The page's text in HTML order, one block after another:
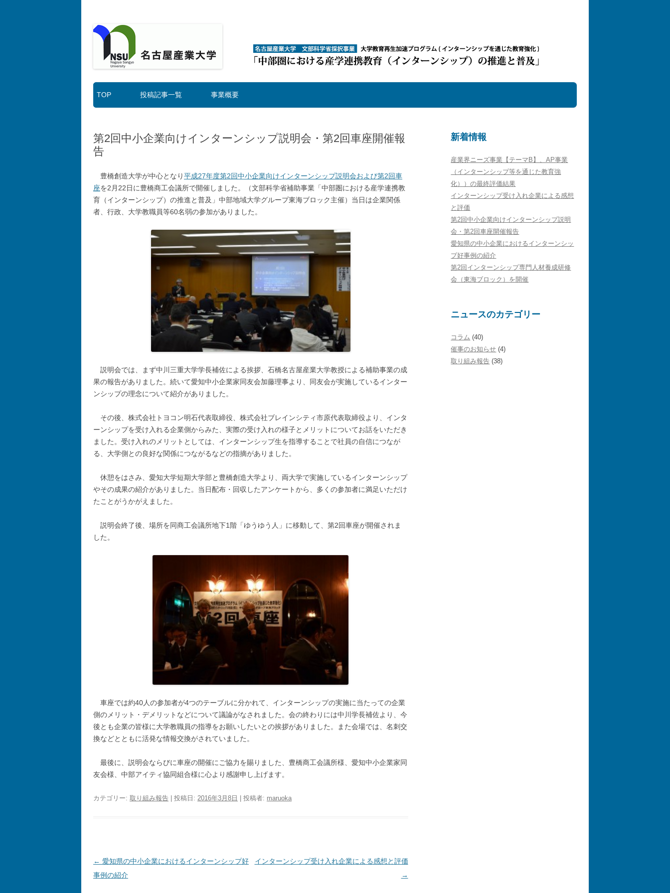
TOP
投稿記事一覧 事業概要
第2回中小企業向けインターンシップ説明会・第2回車座開催報
告
豊橋創造大学が中心となり平成27年度第2回中小企業向けインターンシップ説明会および第2回車
座を2月22日に豊橋商工会議所で開催しました。（文部科学省補助事業「中部圏における産学連携教
育（インターンシップ）の推進と普及」中部地域大学グループ東海ブロック主催）当日は企業関係
者、行政、大学教職員等60名弱の参加がありました。
説明会では、まず中川三重大学学長補佐による挨拶、石橋名古屋産業大学教授による補助事業の成
果の報告がありました。続いて愛知中小企業家同友会加藤理事より、同友会が実施しているインター
ンシップの理念について紹介がありました。
その後、株式会社トヨコン明石代表取締役、株式会社ブレインシティ市原代表取締役より、インタ
ーンシップを受け入れる企業側からみた、実際の受け入れの様子とメリットについてお話をいただき
ました。受け入れのメリットとしては、インターンシップ生を指導することで社員の自信につなが
る、大学側との良好な関係につながるなどの指摘がありました。
休憩をはさみ、愛知大学短期大学部と豊橋創造大学より、両大学で実施しているインターンシップ
やその成果の紹介がありました。当日配布・回収したアンケートから、多くの参加者に満足いただけ
たことがうかがえました。
説明会終了後、場所を同商工会議所地下1階「ゆうゆう人」に移動して、第2回車座が開催されま
した。
車座では約40人の参加者が4つのテーブルに分かれて、インターンシップの実施に当たっての企業
側のメリット・デメリットなどについて議論がなされました。会の終わりには中川学長補佐より、今
後とも企業の皆様に大学教職員の指導をお願いしたいとの挨拶がありました。また会場では、名刺交
換などとともに活発な情報交換がされていました。
最後に、説明会ならびに車座の開催にご協力を賜りました、豊橋商工会議所様、愛知中小企業家同
友会様、中部アイティ協同組合様に心より感謝申し上げます。
カテゴリー: 取り組み報告 | 投稿日: 2016年3月8日 | 投稿者: maruoka
投稿ナビゲーション
← 愛知県の中小企業におけるインターンシップ好
事例の紹介
インターンシップ受け入れ企業による感想と評価
→
新着情報
産業界ニーズ事業【テーマB】、AP事業
（インターンシップ等を通じた教育強
化））の最終評価結果
インターンシップ受け入れ企業による感想
と評価
第2回中小企業向けインターンシップ説明
会・第2回車座開催報告
愛知県の中小企業におけるインターンシッ
プ好事例の紹介
第2回インターンシップ専門人材養成研修
会（東海ブロック）を開催
ニュースのカテゴリー
コラム (40)
催事のお知らせ (4)
取り組み報告 (38)